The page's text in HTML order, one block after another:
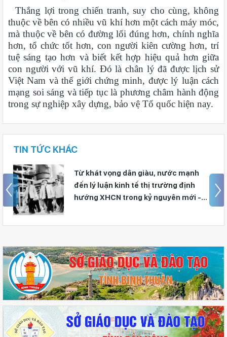
Thắng lợi trong chiến tranh, suy cho cùng, không
thuộc về bên có nhiều vũ khí hơn một cách máy móc,
mà thuộc về bên có đường lối đúng hơn, chính nghĩa
hơn, tổ chức tốt hơn, con người kiên cường hơn, trí
tuệ sáng tạo hơn và biết kết hợp hiệu quả hơn giữa
con người với vũ khí. Đó là chân lý đã được lịch sử
Việt Nam và thế giới chứng minh, được lý luận cách
mạng soi sáng và tiếp tục là phương châm hành động
trong sự nghiệp xây dựng, bảo vệ Tổ quốc hiện nay.
TIN TỨC KHÁC
Giữ vững nền tảng tư tưởng của Ðảng
từ học đường